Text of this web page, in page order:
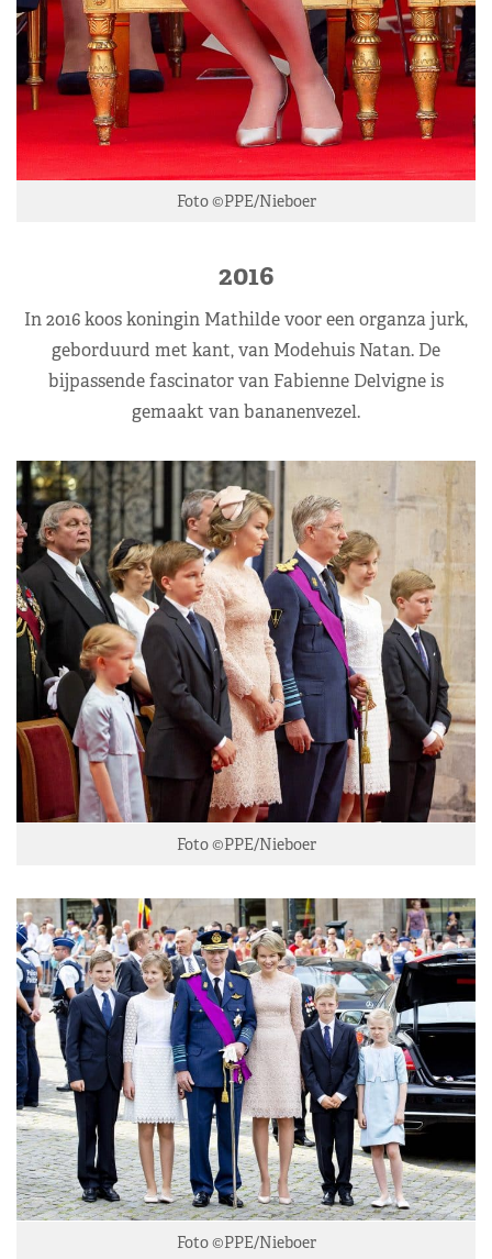
Foto ©PPE/Nieboer
2016
In 2016 koos koningin Mathilde voor een organza jurk,
geborduurd met kant, van Modehuis Natan. De
bijpassende fascinator van Fabienne Delvigne is
gemaakt van bananenvezel.
Foto ©PPE/Nieboer
Foto ©PPE/Nieboer